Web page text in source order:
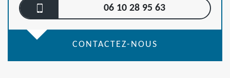
06 10 28 95 63
CONTACTEZ-NOUS